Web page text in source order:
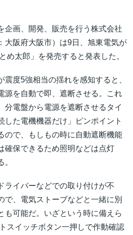
企画、開発、販売を行う株式会社
大阪府大阪市）は9日、旭東電気が
め太郎」を発売すると発表した。
震度5強相当の揺れを感知すると、
源を自動で即、遮断させる。これ
分電盤から電源を遮断させるタイ
した電機機器だけ」ピンポイント
ので、もしもの時に自動遮断機能
確保できるため照明などは点灯
ライバーなどでの取り付けが不
で、電気ストーブなどと一緒に別
も可能だ。いざという時に備えら
スイッチボタン一押しで作動確認